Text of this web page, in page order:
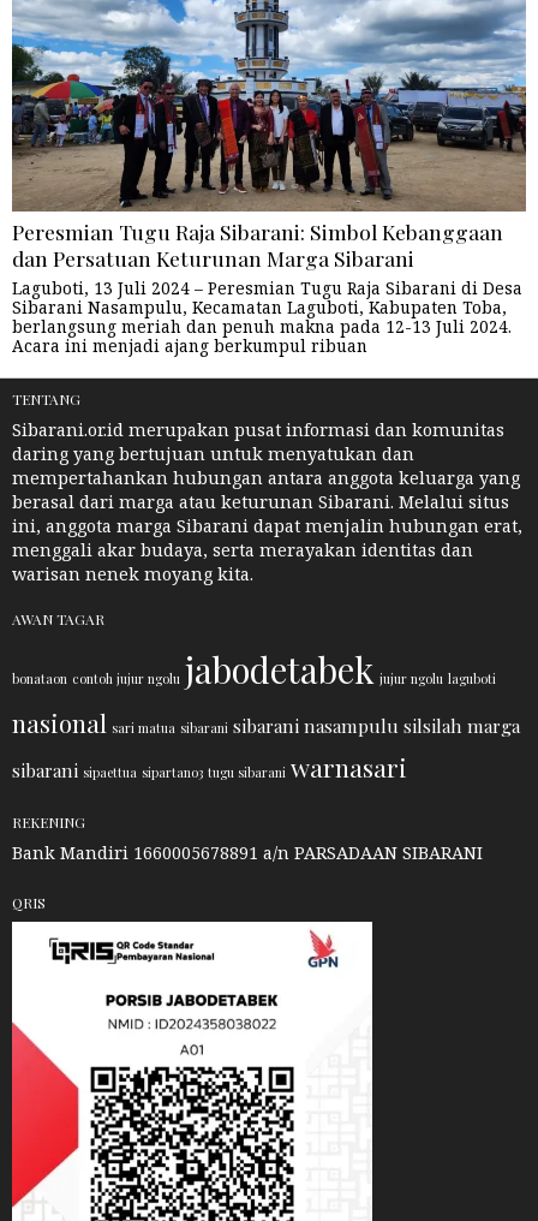
Peresmian Tugu Raja Sibarani: Simbol Kebanggaan
dan Persatuan Keturunan Marga Sibarani
Laguboti, 13 Juli 2024 – Peresmian Tugu Raja Sibarani di Desa
Sibarani Nasampulu, Kecamatan Laguboti, Kabupaten Toba,
berlangsung meriah dan penuh makna pada 12-13 Juli 2024.
Acara ini menjadi ajang berkumpul ribuan
TENTANG
Sibarani.or.id merupakan pusat informasi dan komunitas
daring yang bertujuan untuk menyatukan dan
mempertahankan hubungan antara anggota keluarga yang
berasal dari marga atau keturunan Sibarani. Melalui situs
ini, anggota marga Sibarani dapat menjalin hubungan erat,
menggali akar budaya, serta merayakan identitas dan
warisan nenek moyang kita.
AWAN TAGAR
bonataon contoh jujur ngolu jabodetabek jujur ngolu laguboti
nasional sari matua sibarani sibarani nasampulu silsilah marga
sibarani sipaettua sipartano3 tugu sibarani warnasari
REKENING
Bank Mandiri 1660005678891 a/n PARSADAAN SIBARANI
QRIS